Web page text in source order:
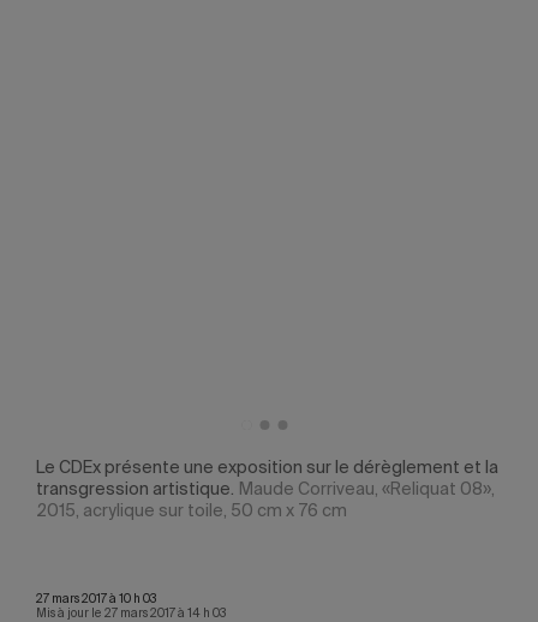
Le CDEx présente une exposition sur le dérèglement et la
transgression artistique. Maude Corriveau, «Reliquat 08»,
2015, acrylique sur toile, 50 cm x 76 cm
27 mars 2017 à 10 h 03
Mis à jour le 27 mars 2017 à 14 h 03